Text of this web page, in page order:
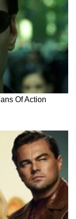
द्या युनिक गिफ्ट,
खरं की काय!
अनेक डिझाइन्स,
प्रेमात